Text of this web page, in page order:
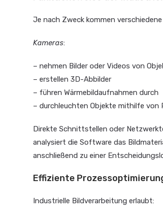
Je nach Zweck kommen
Kameras:
– nehmen Bilder oder Videos von
– erstellen 3D-Abbilder
– führen Wärmebildaufnahmen durch
– durchleuchten Objekte mithilfe von
Direkte Schnittstellen oder
analysiert die Software das
anschließend zu einer
Effiziente
Industrielle Bildverarbeitung erlaubt: